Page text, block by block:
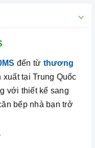
đến từ thương
tại Trung Quốc
với thiết kế sang
bếp nhà bạn trở